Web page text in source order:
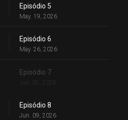
Episódio 5
May. 19, 2026
Episódio 6
May. 26, 2026
Episódio 7
Episódio 8
Jun. 09, 2026